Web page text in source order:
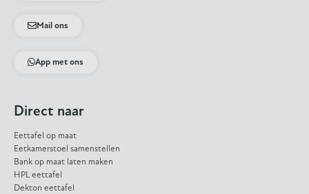
Mail ons
App met ons
Direct naar
Eettafel op maat
Eetkamerstoel samenstellen
Bank op maat laten maken
HPL eettafel
Dekton eettafel